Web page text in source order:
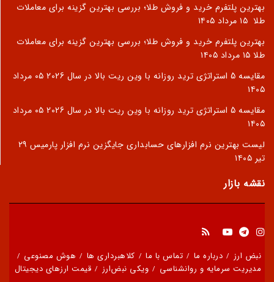
بهترین پلتفرم خرید و فروش طلا؛ بررسی بهترین گزینه برای معاملات
طلا ۱۵ مرداد ۱۴۰۵
بهترین پلتفرم خرید و فروش طلا؛ بررسی بهترین گزینه برای معاملات
طلا ۱۵ مرداد ۱۴۰۵
مقایسه 5 استراتژی ترید روزانه با وین ریت بالا در سال 2026
۰۵ مرداد
۱۴۰۵
مقایسه 5 استراتژی ترید روزانه با وین ریت بالا در سال 2026
۰۵ مرداد
۱۴۰۵
لیست بهترین نرم افزارهای حسابداری جایگزین نرم افزار پارمیس ۲۹
تیر ۱۴۰۵
نقشه بازار
نبض ارز درباره ما تماس با ما کلاهبرداری ها
هوش مصنوعی
مدیریت سرمایه و روانشناسی
ویکی نبض‌ارز قیمت ارزهای دیجیتال